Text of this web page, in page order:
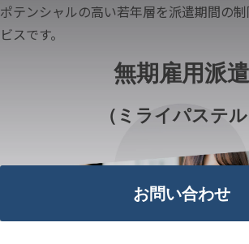
ポテンシャルの高い若年層を派遣期間の
ビスです。
無期雇用派遣
（ミライパステル
お問い合わせ